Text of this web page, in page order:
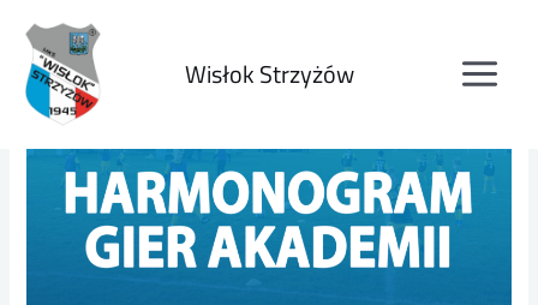
Wisłok Strzyżów